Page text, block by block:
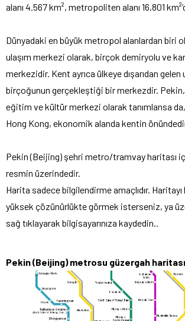
alanı 4.567 km², metropoliten alanı 16,801
Dünyadaki en büyük metropol alanlardan biri
ulaşım merkezi olarak, birçok demiryolu ve
merkezidir. Kent ayrıca ülkeye dışarıdan gelen
birçoğunun gerçekleştiği bir merkezdir.
eğitim ve kültür merkezi olarak tanımlansa
Hong Kong, ekonomik alanda kentin
Pekin (Beijing) şehri metro/tramvay haritası
resmin üzerindedir.
Harita sadece bilgilendirme amaçlıdır.
yüksek çözünürlükte görmek isterseniz, ya
sağ tıklayarak bilgisayarınıza kaydedin..
Pekin (Beijing) metrosu güzergah haritası